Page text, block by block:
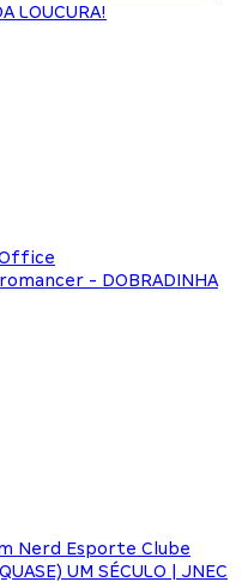
LOUCURA!
- DOBRADINHA
Nerd Esporte Clube
UM SÉCULO | JNEC